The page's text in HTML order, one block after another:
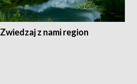
Zwiedzaj z nami region